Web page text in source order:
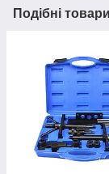
Подібні